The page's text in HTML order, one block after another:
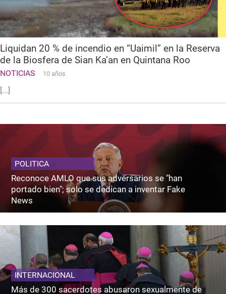
Liquidan 20 % de incendio en “Uaimil” en la Reserva
de la Biosfera de Sian Ka’an en Quintana Roo
NOTICIAS 10 años
[...]
POLITICA
Reconoce AMLO que sus adversarios se "han
portado bien"; solo se dedican a inventar Fake
News
INTERNACIONAL
Más de 300 sacerdotes abusaron sexualmente de